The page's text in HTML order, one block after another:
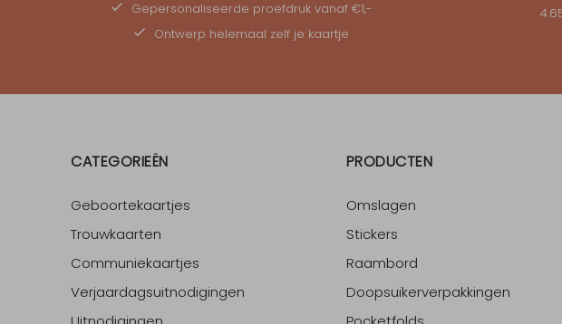
Gepersonaliseerde proefdrukvanaf €1,-
Ontwerp helemaal zelf je kaartje
CATEGORIEËN
Geboortekaartjes
Trouwkaarten
Communiekaartjes
Verjaardagsuitnodigingen
PRODUCTEN
Omslagen
Stickers
Raambord
Doopsuikerverpakkingen